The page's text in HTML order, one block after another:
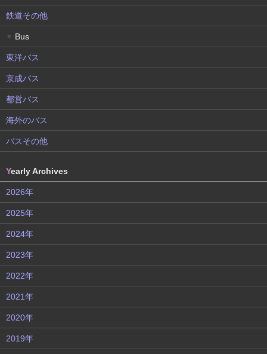
鉄道その他
▼ Bus
東洋バス
京成バス
都営バス
海外のバス
バスその他
Yearly Archives
2026年
2025年
2024年
2023年
2022年
2021年
2020年
2019年